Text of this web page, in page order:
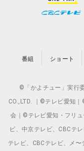
番組 ショート
©「かよチュー」実行
CO.,LTD. ｜©テレビ愛知
会｜©テレビ愛知・フリ
ビ、中京テレビ、CBCテ
テレビ、CBCテレビ、メ